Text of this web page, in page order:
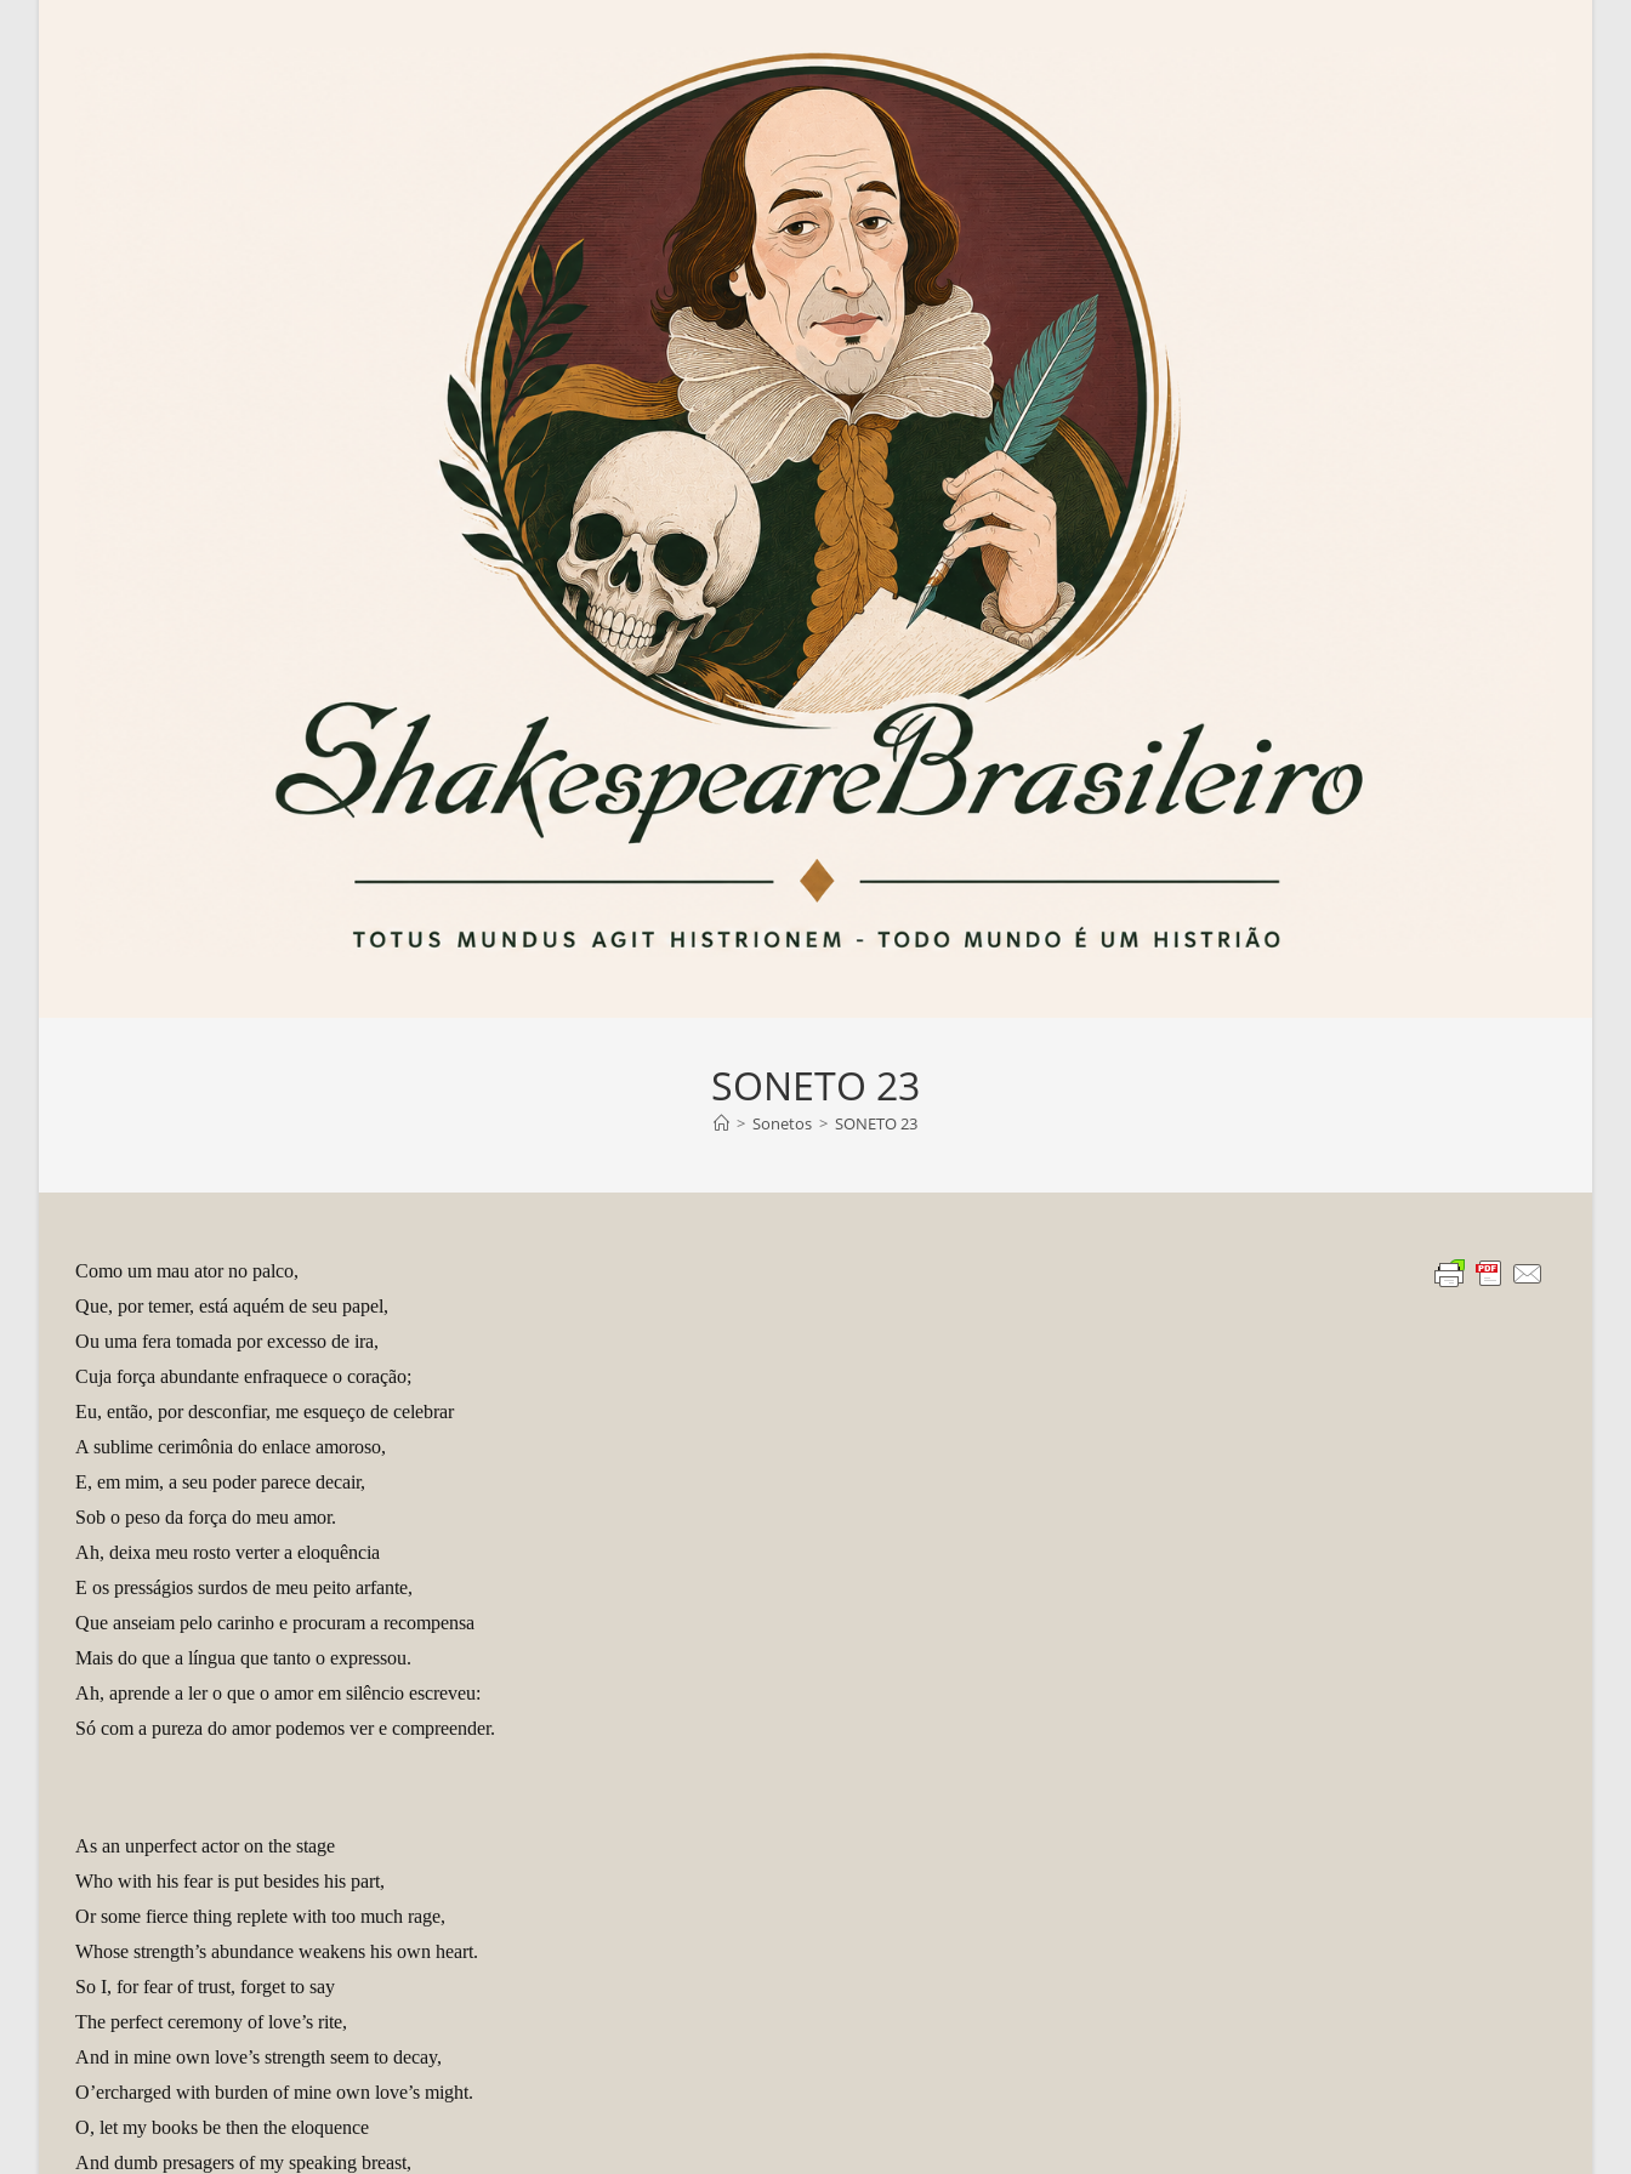
SONETO 23
> Sonetos > SONETO 23
Como um mau ator no palco,
Que, por temer, está aquém de seu papel,
Ou uma fera tomada por excesso de ira,
Cuja força abundante enfraquece o coração;
Eu, então, por desconfiar, me esqueço de celebrar
A sublime cerimônia do enlace amoroso,
E, em mim, a seu poder parece decair,
Sob o peso da força do meu amor.
Ah, deixa meu rosto verter a eloquência
E os presságios surdos de meu peito arfante,
Que anseiam pelo carinho e procuram a recompensa
Mais do que a língua que tanto o expressou.
Ah, aprende a ler o que o amor em silêncio escreveu:
Só com a pureza do amor podemos ver e compreender.
As an unperfect actor on the stage
Who with his fear is put besides his part,
Or some fierce thing replete with too much rage,
Whose strength’s abundance weakens his own heart.
So I, for fear of trust, forget to say
The perfect ceremony of love’s rite,
And in mine own love’s strength seem to decay,
O’ercharged with burden of mine own love’s might.
O, let my books be then the eloquence
And dumb presagers of my speaking breast,